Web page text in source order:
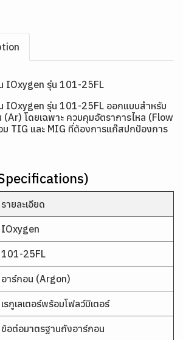
น IOxygen รุ่น 101-25FL
น IOxygen รุ่น 101-25FL ออกแบบสำหรับ
โดยเฉพาะ ควบคุมอัตราการไหล (Flow
ม TIG และ MIG ที่ต้องการแก๊สปกป้องการ
รายละเอียด
IOxygen
101-25FL
อาร์กอน (Argon)
เรกูเลเตอร์พร้อมโฟลว์มิเตอร์
ข้อต่อมาตรฐานถังอาร์กอน